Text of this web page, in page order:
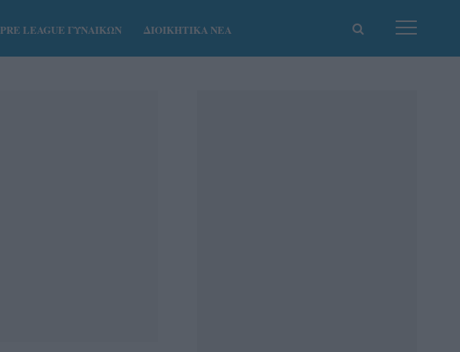
PRE LEAGUE ΓΥΝΑΙΚΩΝ ΔΙΟΙΚΗΤΙΚΑ ΝΕΑ